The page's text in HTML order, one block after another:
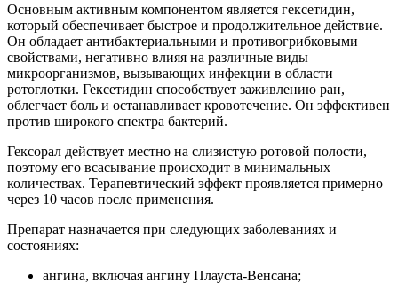
Основным активным компонентом является гексетидин,
который обеспечивает быстрое и продолжительное действие.
Он обладает антибактериальными и противогрибковыми
свойствами, негативно влияя на различные виды
микроорганизмов, вызывающих инфекции в области
ротоглотки. Гексетидин способствует заживлению ран,
облегчает боль и останавливает кровотечение. Он эффективен
против широкого спектра бактерий.
Гексорал действует местно на слизистую ротовой полости,
поэтому его всасывание происходит в минимальных
количествах. Терапевтический эффект проявляется примерно
через 10 часов после применения.
Препарат назначается при следующих заболеваниях и
состояниях:
ангина, включая ангину Плауста-Венсана;